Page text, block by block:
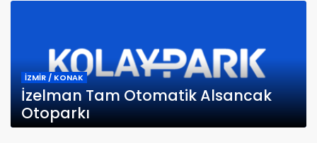
İZMİR / KONAK
İzelman Tam Otomatik Alsancak
Otoparkı